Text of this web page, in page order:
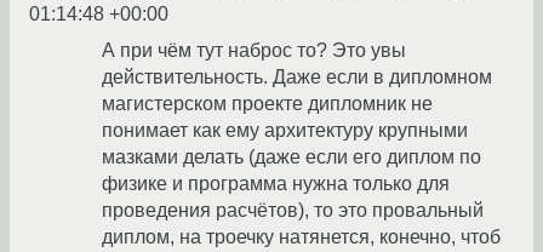
01:14:48 +00:00
А при чём тут наброс то? Это увы
действительность. Даже если в дипломном
магистерском проекте дипломник не
понимает как ему архитектуру крупными
мазками делать (даже если его диплом по
физике и программа нужна только для
проведения расчётов), то это провальный
диплом, на троечку натянется, конечно, чтоб